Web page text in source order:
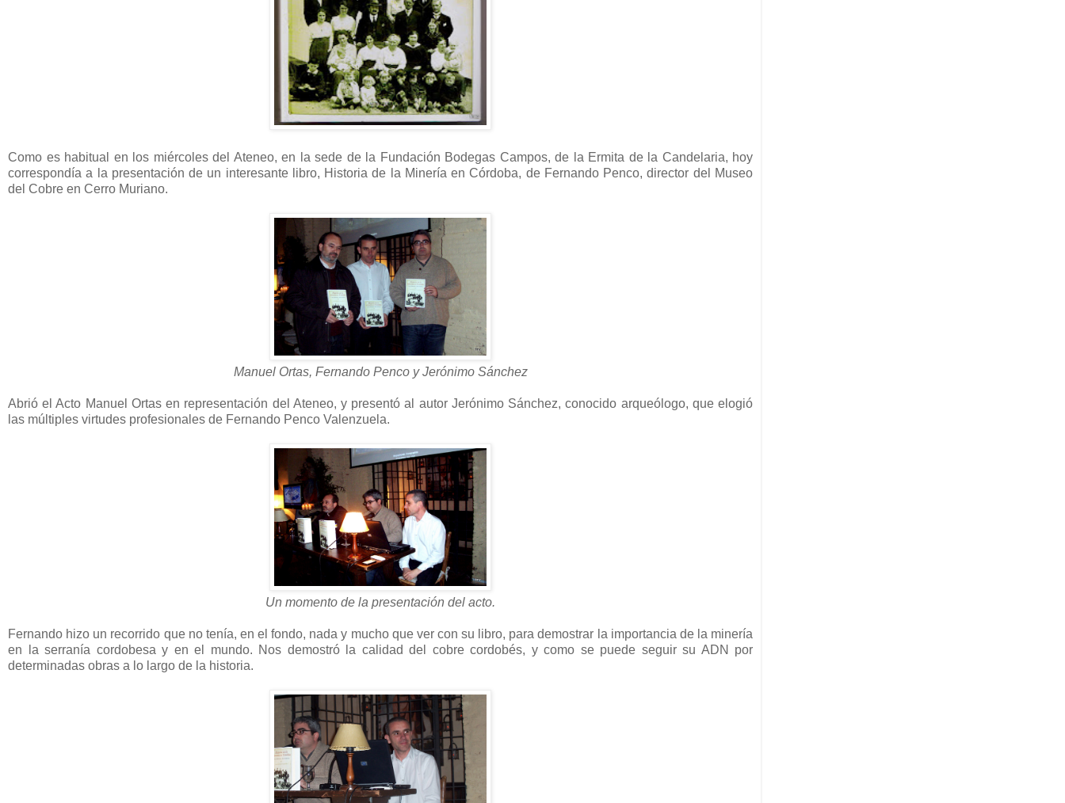
Como es habitual en los miércoles del Ateneo, en la sede de la Fundación Bodegas Campos, de la Ermita de la Candelaria, hoy
correspondía a la presentación de un interesante libro, Historia de la Minería en Córdoba, de Fernando Penco, director del Museo
del Cobre en Cerro Muriano.
Manuel Ortas, Fernando Penco y Jerónimo Sánchez
Abrió el Acto Manuel Ortas en representación del Ateneo, y presentó al autor Jerónimo Sánchez, conocido arqueólogo, que elogió
las múltiples virtudes profesionales de Fernando Penco Valenzuela.
Un momento de la presentación del acto.
Fernando hizo un recorrido que no tenía, en el fondo, nada y mucho que ver con su libro, para demostrar la importancia de la minería
en la serranía cordobesa y en el mundo. Nos demostró la calidad del cobre cordobés, y como se puede seguir su ADN por
determinadas obras a lo largo de la historia.